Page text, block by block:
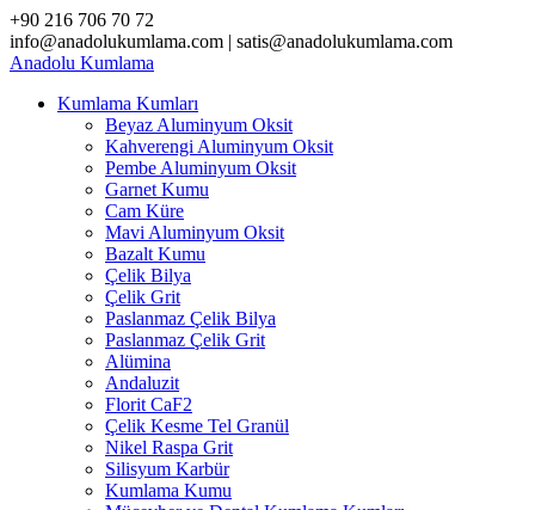
Skip
to
content
+90 216 706 70 72
info@anadolukumlama.com | satis@anadolukumlama.com
Anadolu Kumlama
Kumlama Kumları
Beyaz Aluminyum Oksit
Kahverengi Aluminyum Oksit
Pembe Aluminyum Oksit
Garnet Kumu
Cam Küre
Mavi Aluminyum Oksit
Bazalt Kumu
Çelik Bilya
Çelik Grit
Paslanmaz Çelik Bilya
Paslanmaz Çelik Grit
Alümina
Andaluzit
Florit CaF2
Çelik Kesme Tel Granül
Nikel Raspa Grit
Silisyum Karbür
Kumlama Kumu